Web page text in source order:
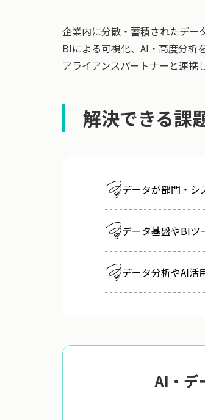
企業内に分散・蓄積されたデー
BIによる可視化、AI・高度分析
アライアンスパートナーと連携
解決できる課
データが部門・シ
データ基盤やBIツ
データ分析やAI活
AI・デ